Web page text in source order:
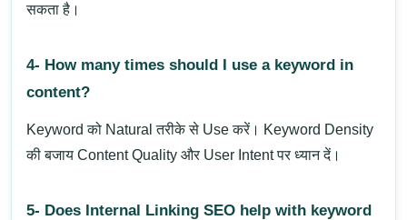
सकता है।
4- How many times should I use a keyword in
content?
Keyword को Natural तरीके से Use करें। Keyword Density
की बजाय Content Quality और User Intent पर ध्यान दें।
5- Does Internal Linking SEO help with keyword